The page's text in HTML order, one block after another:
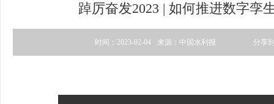
踔厉奋发2023 | 如何推进数字孪
时间：2023-02-04 来源：中国水利报 分享